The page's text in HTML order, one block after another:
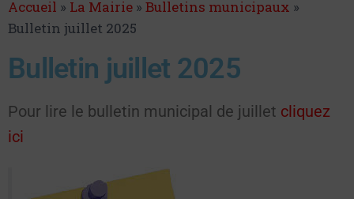
Accueil » La Mairie » Bulletins municipaux »
Bulletin juillet 2025
Bulletin juillet 2025
Pour lire le bulletin municipal de juillet cliquez
ici